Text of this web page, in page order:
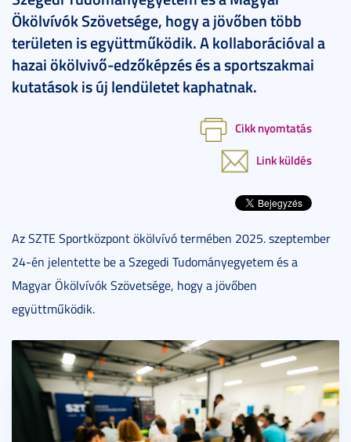
Ökölvívók Szövetsége, hogy a jövőben több
területen is együttműködik. A kollaborációval a
hazai ökölvivő-edzőképzés és a sportszakmai
kutatások is új lendületet kaphatnak.
Cikk nyomtatás
Link küldés
Az SZTE Sportközpont ökölvívó termében 2025. szeptember
24-én jelentette be a Szegedi Tudományegyetem és a
Magyar Ökölvívók Szövetsége, hogy a jövőben
együttműködik.